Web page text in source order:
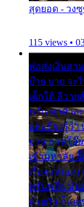
สุดยอด - วง
115 views •
พ่อส่งเงินสา
บ๊าย บาย จะ
เด็กใต้ ลีวาย
หวั่น ตกตัวล
และต้องรู้ว่า
ยวน กวนโอ๊
เข้ามหาลัย
เรื่องแน่นอน
พรั่นพรือ มัน
ด้วยกัน ก็เล